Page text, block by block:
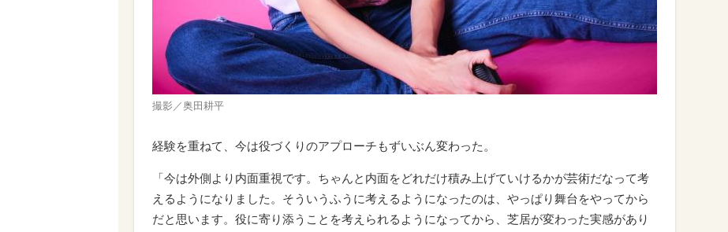
撮影／奥田耕平
経験を重ねて、今は役づくりのアプローチもずいぶん変わった。
「今は外側より内面重視です。ちゃんと内面をどれだけ積み上げていけるかが芸術だなって考
えるようになりました。そういうふうに考えるようになったのは、やっぱり舞台をやってから
だと思います。役に寄り添うことを考えられるようになってから、芝居が変わった実感があり